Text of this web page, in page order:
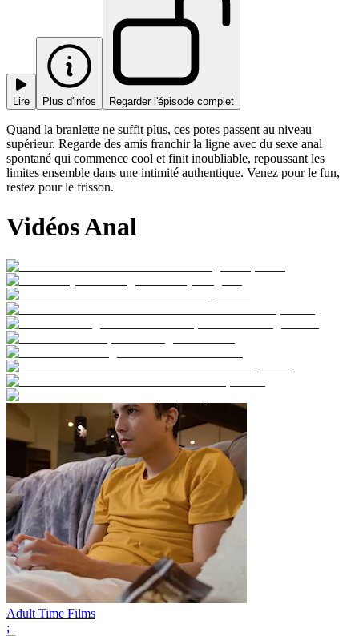
Lire Plus d'infos Regarder l'épisode complet
Quand la branlette ne suffit plus, ces potes passent au niveau
supérieur. Regarde des amis franchir la ligne avec du sexe anal
spontané qui commence cool et finit inoubliable, repoussant les
limites ensemble dans une intimité authentique. Venez pour le fun,
restez pour le frisson.
Vidéos Anal
Adult Time Films
;